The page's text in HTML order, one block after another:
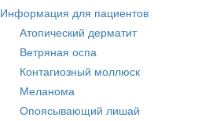
Информация для пациентов
Атопический дерматит
Ветряная оспа
Контагиозный моллюск
Меланома
Опоясывающий лишай